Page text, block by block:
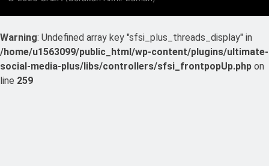
Warning: Undefined array key "sfsi_plus_threads_display" in
/home/u1563099/public_html/wp-content/plugins/ultimate-
social-media-plus/libs/controllers/sfsi_frontpopUp.php on
line 259